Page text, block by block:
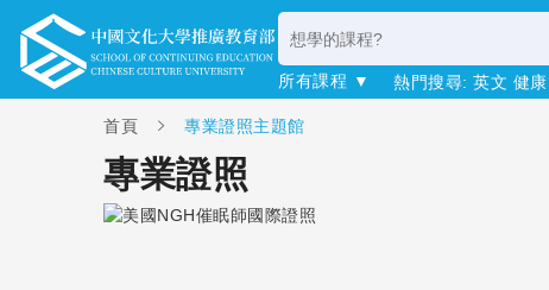
所有課程 ▼ 熱門搜尋: 英文 健康
首頁 專業證照主題館
專業證照